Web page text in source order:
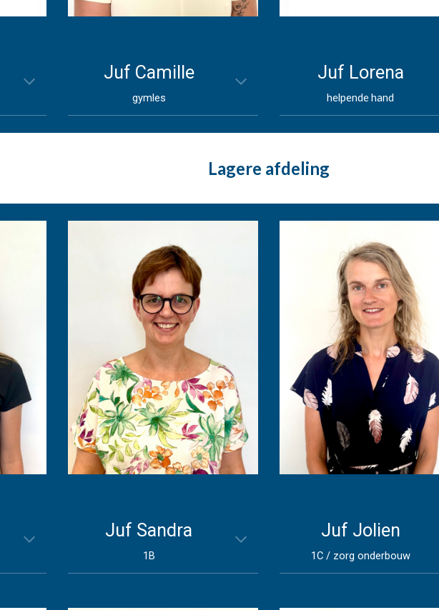
Juf Camille
gymles
Juf Lorena
helpende hand
Lagere afdeling
Juf Sandra
1B
Juf Jolien
1C / zorg onderbouw